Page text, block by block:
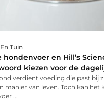
Tuin
hondenvoer en Hill’s
kiezen voor de
verdient voeding die past bij
manier van leven. Toch kan het
...